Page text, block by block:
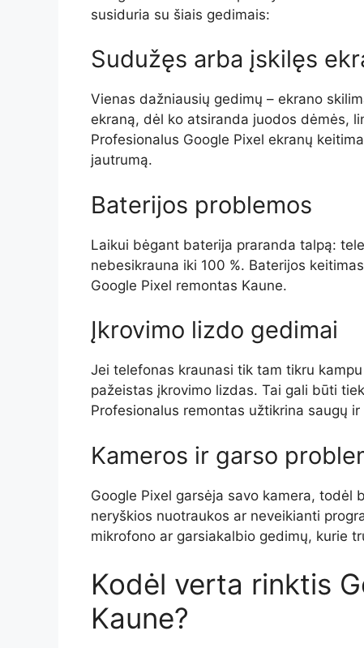
susiduria su šiais gedimais:
Sudužęs arba įskilęs
Vienas dažniausių gedimų – ekrano
ekraną, dėl ko atsiranda juodos dėmės,
Profesionalus Google Pixel ekranų
jautrumą.
Baterijos problemos
Laikui bėgant baterija praranda talpą:
nebesikrauna iki 100 %. Baterijos
Google Pixel remontas Kaune.
Įkrovimo lizdo gedimai
Jei telefonas kraunasi tik tam tikru
pažeistas įkrovimo lizdas. Tai gali būti
Profesionalus remontas užtikrina saugų
Kameros ir garso
Google Pixel garsėja savo kamera, todėl
neryškios nuotraukos ar neveikianti
mikrofono ar garsiakalbio gedimų, kurie
Kodėl verta rinktis
Kaune?